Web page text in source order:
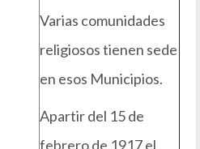
Varias comunidades
religiosos tienen sede
en esos Municipios.
Apartir del 15 de
febrero de 1917 el